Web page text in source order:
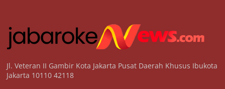
Jl. Veteran II Gambir Kota Jakarta Pusat Daerah Khusus Ibukota
Jakarta 10110 42118